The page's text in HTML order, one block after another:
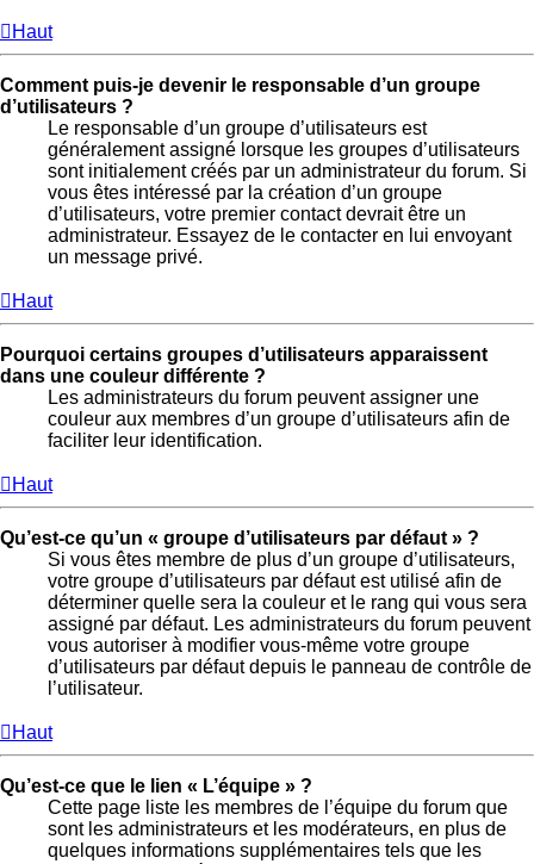
Haut
Comment puis-je devenir le responsable d’un groupe
d’utilisateurs ?
Le responsable d’un groupe d’utilisateurs est
généralement assigné lorsque les groupes d’utilisateurs
sont initialement créés par un administrateur du forum. Si
vous êtes intéressé par la création d’un groupe
d’utilisateurs, votre premier contact devrait être un
administrateur. Essayez de le contacter en lui envoyant
un message privé.
Haut
Pourquoi certains groupes d’utilisateurs apparaissent
dans une couleur différente ?
Les administrateurs du forum peuvent assigner une
couleur aux membres d’un groupe d’utilisateurs afin de
faciliter leur identification.
Haut
Qu’est-ce qu’un « groupe d’utilisateurs par défaut » ?
Si vous êtes membre de plus d’un groupe d’utilisateurs,
votre groupe d’utilisateurs par défaut est utilisé afin de
déterminer quelle sera la couleur et le rang qui vous sera
assigné par défaut. Les administrateurs du forum peuvent
vous autoriser à modifier vous-même votre groupe
d’utilisateurs par défaut depuis le panneau de contrôle de
l’utilisateur.
Haut
Qu’est-ce que le lien « L’équipe » ?
Cette page liste les membres de l’équipe du forum que
sont les administrateurs et les modérateurs, en plus de
quelques informations supplémentaires tels que les